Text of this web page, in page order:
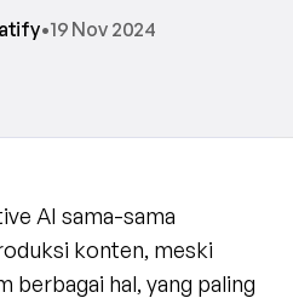
•19 Nov 2024
AI sama-sama
konten, meski
berbagai hal, yang paling